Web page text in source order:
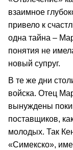
взаимное
привело к
одна тайна –
понятия не
новый супруг.
В те же дни
войска. Отец
вынуждены
поставщиков,
молодых. Так
«Симекско»,